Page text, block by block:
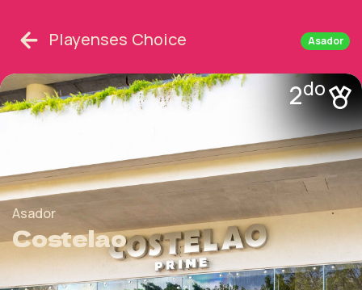
Playenses Choice Asador
2do
Asador
Costelao